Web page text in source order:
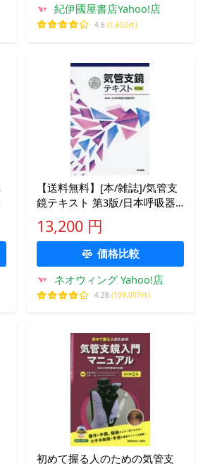
紀伊國屋書店Yahoo!店
4.6 (1,602件)
【送料無料】[本/雑誌]/気管支
鏡テキスト 第3版/日本呼吸器
内視鏡学会/編集
13,200 円
価格比較
ネオウィング Yahoo!店
4.28 (109,007件)
初めて握る人のための気管支